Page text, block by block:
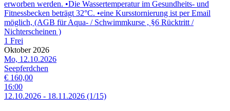
erworben werden. •Die Wassertemperatur im Gesundheits- und
Fitnessbecken beträgt 32°C. •eine Kursstornierung ist per Email
möglich, (AGB für Aqua- / Schwimmkurse , §6 Rücktritt /
Nichterscheinen )
1 Frei
Oktober 2026
Mo, 12.10.2026
Seepferdchen
€ 160,00
16:00
12.10.2026 - 18.11.2026 (1/15)